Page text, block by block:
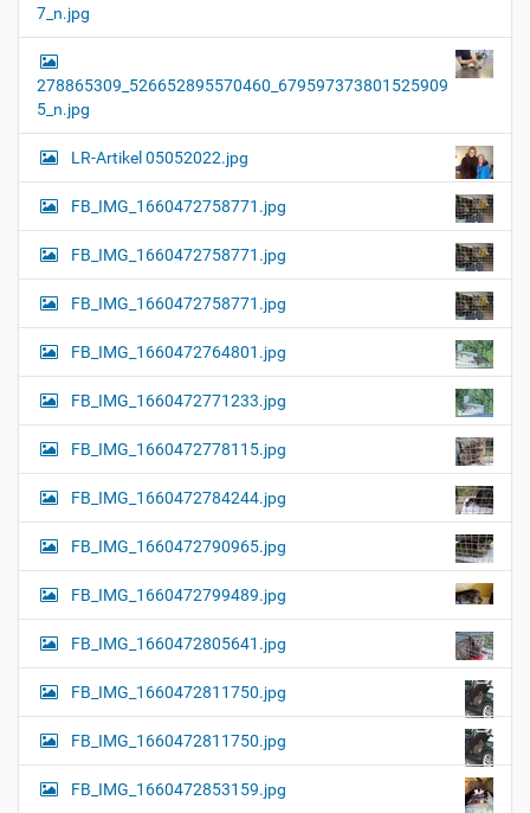
7_n.jpg
278865309_526652895570460_679597373801525909
5_n.jpg
LR-Artikel 05052022.jpg
FB_IMG_1660472758771.jpg
FB_IMG_1660472758771.jpg
FB_IMG_1660472758771.jpg
FB_IMG_1660472764801.jpg
FB_IMG_1660472771233.jpg
FB_IMG_1660472778115.jpg
FB_IMG_1660472784244.jpg
FB_IMG_1660472790965.jpg
FB_IMG_1660472799489.jpg
FB_IMG_1660472805641.jpg
FB_IMG_1660472811750.jpg
FB_IMG_1660472811750.jpg
FB_IMG_1660472853159.jpg